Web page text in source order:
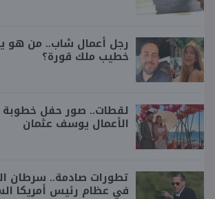
رجل أعمال شاب.. من هو
خطيب ملك قورة؟
لقطات.. صور حفل خطوبة
الأعمال يوسف عثمان
تطورات صادمة.. سرطان
في عظام رئيس أمريكا